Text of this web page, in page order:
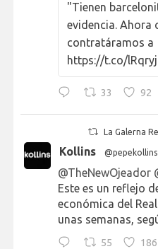
"Tienen
evidencia. Ahora
contratáramos a
https://t.co/
33 92
La Galerna
Kollins @pepekollins
@TheNewOjeador
Este es un reflejo
económica del
unas semanas,
55 186